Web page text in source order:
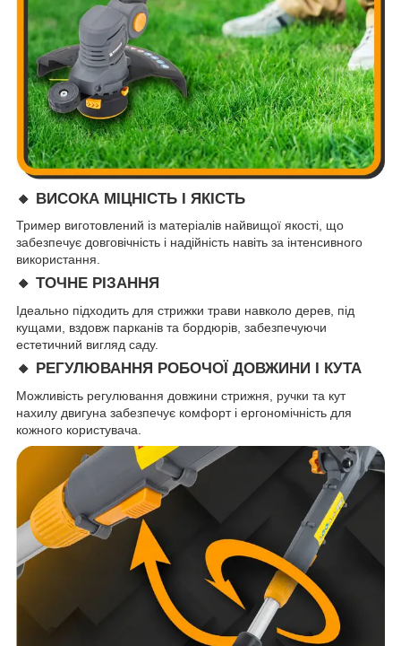
🔸 ВИСОКА МІЦНІСТЬ І ЯКІСТЬ
Тример виготовлений із матеріалів найвищої якості, що
забезпечує довговічність і надійність навіть за інтенсивного
використання.
🔸 ТОЧНЕ РІЗАННЯ
Ідеально підходить для стрижки трави навколо дерев, під
кущами, вздовж парканів та бордюрів, забезпечуючи
естетичний вигляд саду.
🔸 РЕГУЛЮВАННЯ РОБОЧОЇ ДОВЖИНИ І КУТА
Можливість регулювання довжини стрижня, ручки та кут
нахилу двигуна забезпечує комфорт і ергономічність для
кожного користувача.